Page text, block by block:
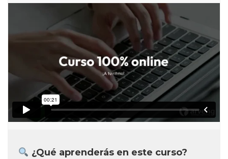
¿Qué aprenderás en este curso?